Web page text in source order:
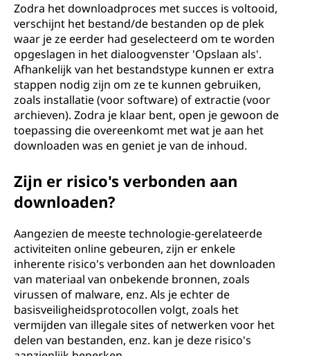
Zodra het downloadproces met succes is voltooid,
verschijnt het bestand/de bestanden op de plek
waar je ze eerder had geselecteerd om te worden
opgeslagen in het dialoogvenster 'Opslaan als'.
Afhankelijk van het bestandstype kunnen er extra
stappen nodig zijn om ze te kunnen gebruiken,
zoals installatie (voor software) of extractie (voor
archieven). Zodra je klaar bent, open je gewoon de
toepassing die overeenkomt met wat je aan het
downloaden was en geniet je van de inhoud.
Zijn er risico's verbonden aan
downloaden?
Aangezien de meeste technologie-gerelateerde
activiteiten online gebeuren, zijn er enkele
inherente risico's verbonden aan het downloaden
van materiaal van onbekende bronnen, zoals
virussen of malware, enz. Als je echter de
basisveiligheidsprotocollen volgt, zoals het
vermijden van illegale sites of netwerken voor het
delen van bestanden, enz. kan je deze risico's